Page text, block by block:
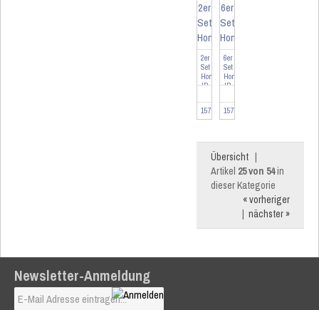
2er
Set
Homematic
IP
...
157681-2
6er
Set
Homematic
IP
...
157681-6
Übersicht |
Artikel 25 von 54in
dieser Kategorie
« vorheriger
| nächster »
Newsletter-Anmeldung